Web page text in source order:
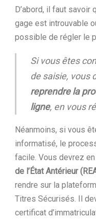
D’abord, il faut savoir
gage est introuvable
possible de régler le
Si vous êtes
de saisie, vous
reprendre la
ligne, en vous
Néanmoins, si vous
informatisé, le
facile. Vous devrez
de l’État Antérieur
rendre sur la
Titres Sécurisés. Il
certificat